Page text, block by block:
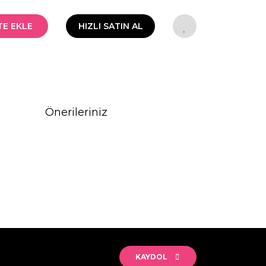
EKLE HIZLI SATIN AL
Önerileriniz
KAYDOL